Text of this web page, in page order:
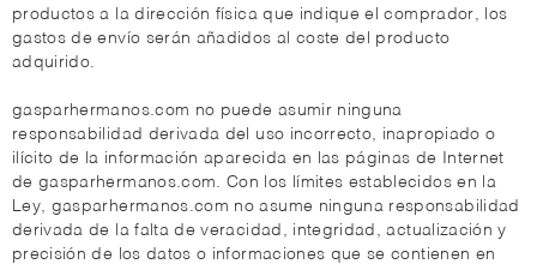
productos a la dirección física que indique el comprador, los
gastos de envío serán añadidos al coste del producto
adquirido.
gasparhermanos.com no puede asumir ninguna
responsabilidad derivada del uso incorrecto, inapropiado o
ilícito de la información aparecida en las páginas de Internet
de gasparhermanos.com. Con los límites establecidos en la
Ley, gasparhermanos.com no asume ninguna responsabilidad
derivada de la falta de veracidad, integridad, actualización y
precisión de los datos o informaciones que se contienen en